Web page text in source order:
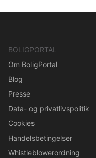
BOLIGPORTAL
Om BoligPortal
Blog
Presse
Data- og privatlivspolitik
Cookies
Handelsbetingelser
Whistleblowerordning